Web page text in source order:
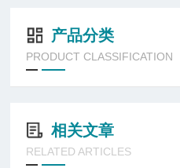
产品分类
PRODUCT CLASSIFICATION
相关文章
RELATED ARTICLES